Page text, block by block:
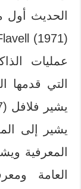
الحديث أول
عمليات
التي قدمها
يشير إلى
المعرفية
العامة